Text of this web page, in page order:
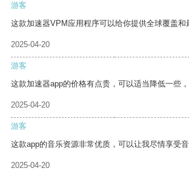
游客
这款加速器VPM应用程序可以给你提供全球覆盖和
2025-04-20
游客
这款加速器app的价格有点贵，可以适当降低一些，
2025-04-20
游客
这款app的音乐资源非常优质，可以让我尽情享受音
2025-04-20